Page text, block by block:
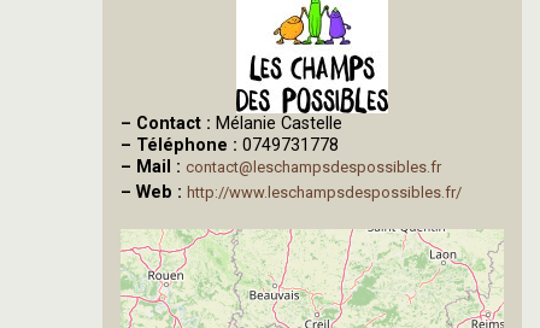
– Contact : Mélanie Castelle
– Téléphone : 0749731778
– Mail : contact@leschampsdespossibles.fr
– Web : http://www.leschampsdespossibles.fr/